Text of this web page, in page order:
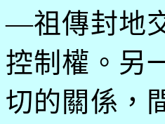
—祖傳封地
控制權。另
切的關係，